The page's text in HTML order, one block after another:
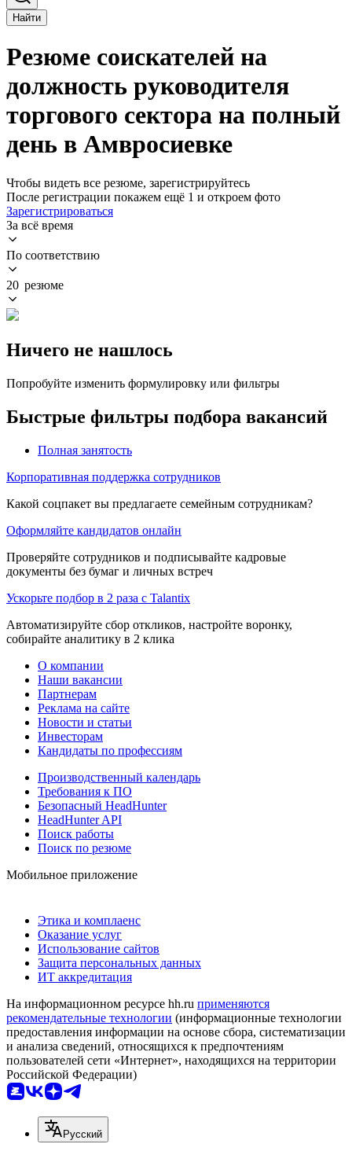
Найти
Резюме соискателей на
должность руководителя
торгового сектора на полный
день в Амвросиевке
Чтобы видеть все резюме, зарегистрируйтесь
После регистрации покажем ещё 1 и откроем фото
Зарегистрироваться
За всё время
По соответствию
20 резюме
Ничего не нашлось
Попробуйте изменить формулировку или фильтры
Быстрые фильтры подбора вакансий
Полная занятость
Корпоративная поддержка сотрудников
Какой соцпакет вы предлагаете семейным сотрудникам?
Оформляйте кандидатов онлайн
Проверяйте сотрудников и подписывайте кадровые
документы без бумаг и личных встреч
Ускорьте подбор в 2 раза с Talantix
Автоматизируйте сбор откликов, настройте воронку,
собирайте аналитику в 2 клика
О компании
Наши вакансии
Партнерам
Реклама на сайте
Новости и статьи
Инвесторам
Кандидаты по профессиям
Производственный календарь
Требования к ПО
Безопасный HeadHunter
HeadHunter API
Поиск работы
Поиск по резюме
Мобильное приложение
Этика и комплаенс
Оказание услуг
Использование сайтов
Защита персональных данных
ИТ аккредитация
На информационном ресурсе hh.ru применяются
рекомендательные технологии (информационные технологии
предоставления информации на основе сбора, систематизации
и анализа сведений, относящихся к предпочтениям
пользователей сети «Интернет», находящихся на территории
Российской Федерации)
Русский